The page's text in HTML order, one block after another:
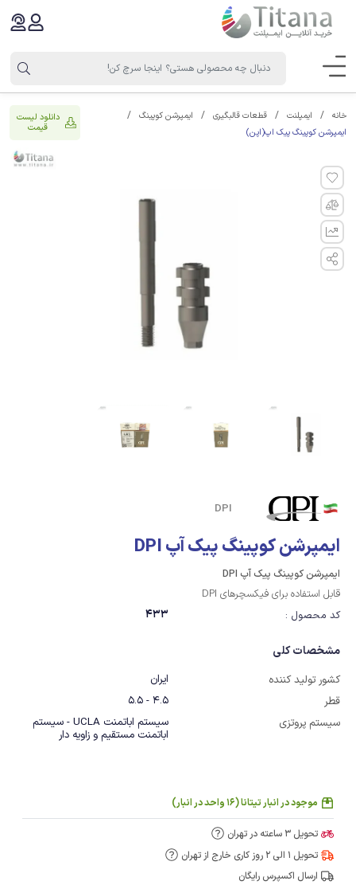
خانه ایمپلنت قطعات قالبگیری
ایمپرشن کوپینگ
ایمپرشن کوپینگ پیک اپ(اپن)
دانلود لیست
قیمت
DPI
ایمپرشن کوپینگ پیک آپ DPI
ایمپرشن کوپینگ پیک آپ DPI
قابل استفاده برای فیکسچرهای DPI
کد محصول :
433
مشخصات کلی
کشور تولید کننده
ایران
قطر
4.5 - 5.5
سیستم پروتزی
سیستم اباتمنت UCLA - سیستم
اباتمنت مستقیم و زاویه دار
موجود در انبار تیتانا (16 واحد در انبار)
تحویل 3 ساعته در تهران
تحویل 1 الی 2 روز کاری خارج از تهران
ارسال اکسپرس رایگان